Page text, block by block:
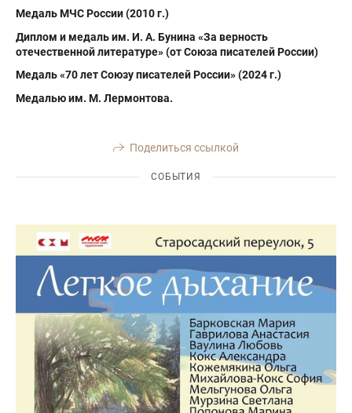
Медаль МЧС России (2010 г.)
Диплом и медаль им. И. А. Бунина «За верность
отечественной литературе» (от Союза писателей России)
Медаль «70 лет Союзу писателей России» (2024 г.)
Медалью им. М. Лермонтова.
Поделиться ссылкой
СОБЫТИЯ